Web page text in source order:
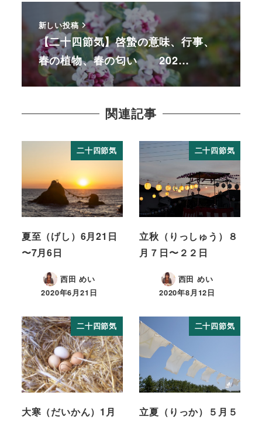
新しい投稿
【二十四節気】啓蟄の意味、行事、
春の植物、春の匂い 202…
関連記事
二十四節気
夏至（げし）6月21日
〜7月6日
西田 めい
2020年6月21日
二十四節気
立秋（りっしゅう）８
月７日〜２２日
西田 めい
2020年8月12日
二十四節気
大寒（だいかん）1月
二十四節気
立夏（りっか）５月５